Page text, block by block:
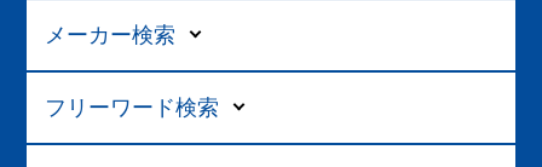
メーカー検索
フリーワード検索